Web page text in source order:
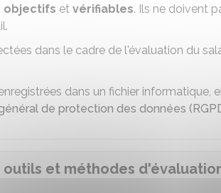
objectifs et vérifiables. Ils ne doivent
dans le cadre de l'évaluation du
dans un fichier informatique,
de protection des données
et méthodes